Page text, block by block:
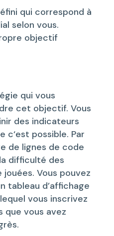
qui correspond à
selon vous.
objectif
qui vous
cet objectif. Vous
des indicateurs
c‘est possible. Par
de lignes de code
difficulté des
Vous pouvez
tableau d’affichage
vous inscrivez
que vous avez